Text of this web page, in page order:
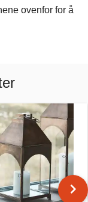
ovenfor for å